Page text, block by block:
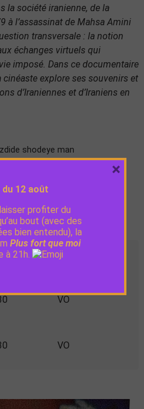
la société iranienne, de la
à l’assassinat de Mahsa Amini
transversale : la notion
échanges virtuels qui
imposé. Dans ce documentaire
explore ses souvenirs et
d’Iraniennes et d’Iraniens en
shodeye man
VO
VO
du 12 août
profiter du
bout (avec des
bien entendu), la
Plus fort que moi
à 21h.
×